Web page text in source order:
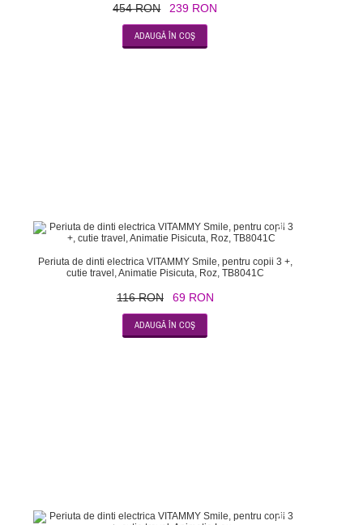
454 RON 239 RON
-41
Periuta de dinti electrica VITAMMY Smile, pentru copii 3 +,
cutie travel, Animatie Pisicuta, Roz, TB8041C
116 RON 69 RON
-41